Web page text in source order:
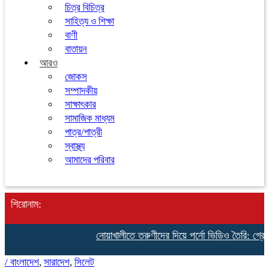
চিত্র বিচিত্র
সাহিত্য ও শিক্ষা
বাণী
বাতায়ন
আরও
জোকস
সম্পাদকীয়
সাক্ষাৎকার
সামাজিক মাধ্যম
পাত্র/পাত্রী
স্বাস্থ্য
আমাদের পরিবার
শিরোনাম:
নোয়াখালীতে তরুণীদের দিয়ে পর্নো ভিডিও তৈরি:
/ বাংলাদেশ, সারাদেশ, সিলেট